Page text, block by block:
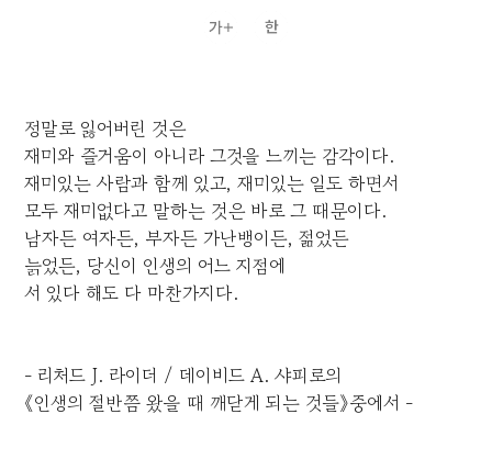
정말로 잃어버린 것은
재미와 즐거움이 아니라 그것을 느끼는 감각이다.
재미있는 사람과 함께 있고, 재미있는 일도 하면서
모두 재미없다고 말하는 것은 바로 그 때문이다.
남자든 여자든, 부자든 가난뱅이든, 젊었든
늙었든, 당신이 인생의 어느 지점에
서 있다 해도 다 마찬가지다.
- 리처드 J. 라이더 / 데이비드 A. 샤피로의
《인생의 절반쯤 왔을 때 깨닫게 되는 것들》중에서 -